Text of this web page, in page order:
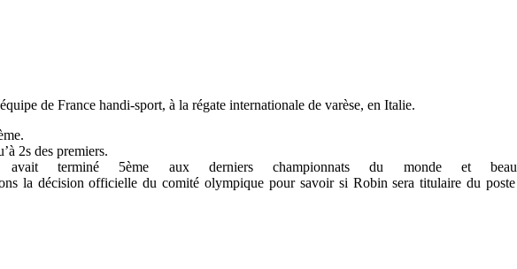
de France handi-sport, à la régate internationale de varèse, en Italie.
2s des premiers.
terminé 5ème aux derniers championnats du monde et
la décision officielle du comité olympique pour savoir si Robin sera titulaire du